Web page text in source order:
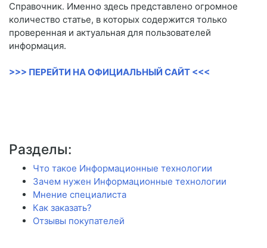
Справочник. Именно здесь представлено огромное
количество статье, в которых содержится только
проверенная и актуальная для пользователей
информация.
>>> ПЕРЕЙТИ НА ОФИЦИАЛЬНЫЙ САЙТ <<<
Разделы:
Что такое Информационные технологии
Зачем нужен Информационные технологии
Мнение специалиста
Как заказать?
Отзывы покупателей